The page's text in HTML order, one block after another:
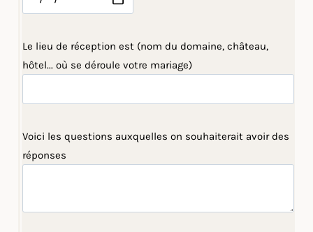
Le lieu de réception est (nom du domaine, château,
hôtel... où se déroule votre mariage)
Voici les questions auxquelles on souhaiterait avoir des
réponses